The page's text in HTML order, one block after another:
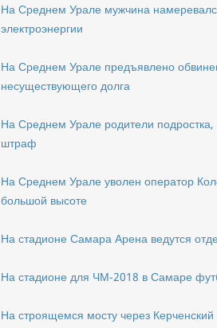
На Среднем Урале мужчина
электроэнергии
На Среднем Урале предъявлено
несуществующего долга
На Среднем Урале родители подростка,
штраф
На Среднем Урале уволен оператор
большой высоте
На стадионе Самара Арена ведутся
На стадионе для ЧМ-2018 в Самаре
На строящемся мосту через